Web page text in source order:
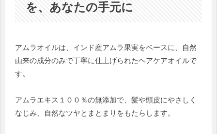
を、あなたの手元に
アムラオイルは、インド産アムラ果実をベースに、自然
由来の成分のみで丁寧に仕上げられたヘアケアオイルで
す。
アムラエキス１００％の無添加で、髪や頭皮にやさしく
なじみ、自然なツヤとまとまりをもたらします。